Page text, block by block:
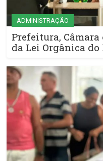
ADMINISTRAÇÃO
Prefeitura,
da Lei Orgânica